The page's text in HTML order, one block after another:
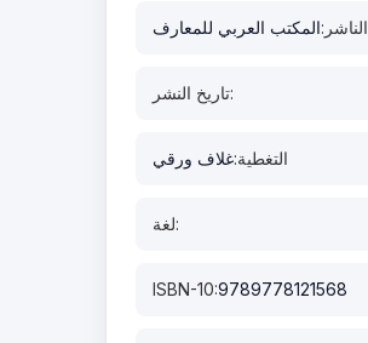
الناشر:المكتب العربي للمعارف
تاريخ النشر:
التغطية:غلاف ورقي
لغة:
ISBN-10:9789778121568